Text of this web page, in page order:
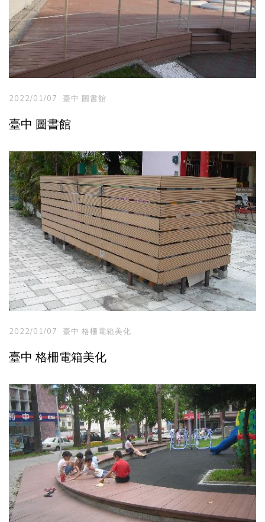
2022/01/07 臺中 圖書館
臺中 圖書館
2022/01/07 臺中 格柵電箱美化
臺中 格柵電箱美化